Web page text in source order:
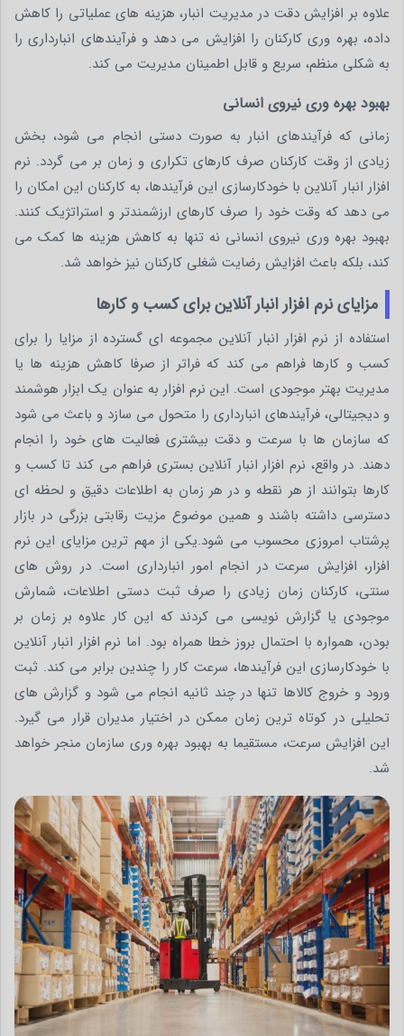
علاوه بر افزایش دقت در مدیریت انبار، هزینه های عملیاتی را کاهش
داده، بهره وری کارکنان را افزایش می دهد و فرآیندهای انبارداری را
به شکلی منظم، سریع و قابل اطمینان مدیریت می کند.
بهبود بهره‌ وری نیروی انسانی
زمانی که فرآیندهای انبار به صورت دستی انجام می شود، بخش
زیادی از وقت کارکنان صرف کارهای تکراری و زمان بر می گردد. نرم
افزار انبار آنلاین با خودکارسازی این فرآیندها، به کارکنان این امکان را
می دهد که وقت خود را صرف کارهای ارزشمندتر و استراتژیک کنند.
بهبود بهره وری نیروی انسانی نه تنها به کاهش هزینه ها کمک می
کند، بلکه باعث افزایش رضایت شغلی کارکنان نیز خواهد شد.
مزایای نرم‌ افزار انبار آنلاین برای کسب‌ و کارها
استفاده از نرم افزار انبار آنلاین مجموعه ای گسترده از مزایا را برای
کسب و کارها فراهم می کند که فراتر از صرفا کاهش هزینه ها یا
مدیریت بهتر موجودی است. این نرم افزار به عنوان یک ابزار هوشمند
و دیجیتالی، فرآیندهای انبارداری را متحول می سازد و باعث می شود
که سازمان ها با سرعت و دقت بیشتری فعالیت های خود را انجام
دهند. در واقع، نرم افزار انبار آنلاین بستری فراهم می کند تا کسب و
کارها بتوانند از هر نقطه و در هر زمان به اطلاعات دقیق و لحظه ای
دسترسی داشته باشند و همین موضوع مزیت رقابتی بزرگی در بازار
پرشتاب امروزی محسوب می شود.یکی از مهم ترین مزایای این نرم
افزار، افزایش سرعت در انجام امور انبارداری است. در روش های
سنتی، کارکنان زمان زیادی را صرف ثبت دستی اطلاعات، شمارش
موجودی یا گزارش نویسی می کردند که این کار علاوه بر زمان بر
بودن، همواره با احتمال بروز خطا همراه بود. اما نرم افزار انبار آنلاین
با خودکارسازی این فرآیندها، سرعت کار را چندین برابر می کند. ثبت
ورود و خروج کالاها تنها در چند ثانیه انجام می شود و گزارش های
تحلیلی در کوتاه ترین زمان ممکن در اختیار مدیران قرار می گیرد.
این افزایش سرعت، مستقیما به بهبود بهره وری سازمان منجر خواهد
شد.